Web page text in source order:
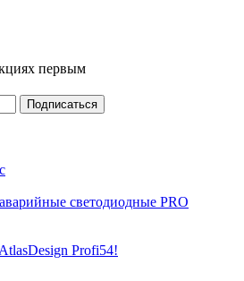
первым
светодиодные PRO
Profi54!